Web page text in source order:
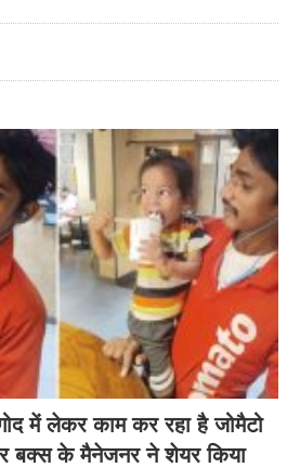
में लेकर काम कर रहा है जोमैटो
बक्स के मैनेजनर ने शेयर किया